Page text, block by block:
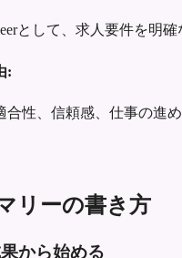
として、求人要件を明
:
合性、信頼感、仕事の進
リーの書き方
から始める